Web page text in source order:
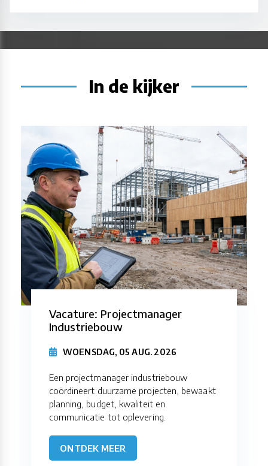
In de kijker
Vacature: Projectmanager
Industriebouw
WOENSDAG, 05 AUG. 2026
Een projectmanager industriebouw
coördineert duurzame projecten, bewaakt
planning, budget, kwaliteit en
communicatie tot oplevering.
ONTDEK MEER